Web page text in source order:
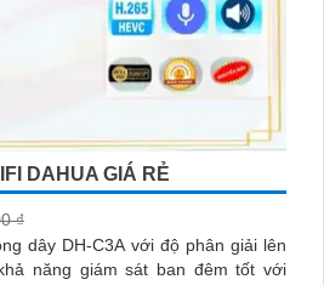
DAHUA GIÁ RẺ
₫
dây DH-C3A với độ phân giải lên
năng giám sát ban đêm tốt với